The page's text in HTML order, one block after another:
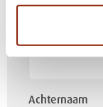
Tussenvoegsel
Achternaam